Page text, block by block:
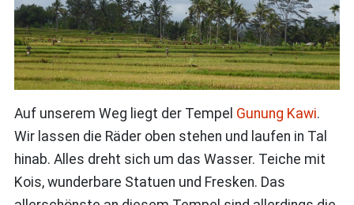
Auf unserem Weg liegt der Tempel Gunung Kawi.
Wir lassen die Räder oben stehen und laufen in Tal
hinab. Alles dreht sich um das Wasser. Teiche mit
Kois, wunderbare Statuen und Fresken. Das